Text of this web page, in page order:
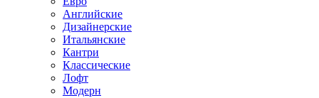
Английские
Дизайнерские
Итальянские
Кантри
Классические
Лофт
Модерн